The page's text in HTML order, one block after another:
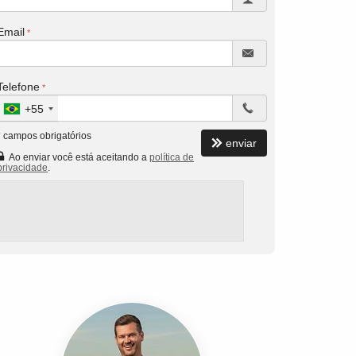
+55
campos obrigatórios
Ao enviar você está aceitando a política de
enviar